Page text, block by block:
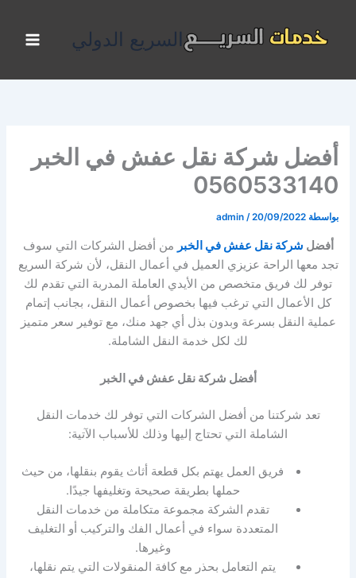
المحتوى
السريع الدولي
أفضل شركة نقل عفش في الخبر
0560533140
بواسطة admin /20/09/2022
أفضل شركة نقل عفش في الخبر من أفضل الشركات التي سوف
تجد معها الراحة عزيزي العميل في أعمال النقل، لأن شركة السريع
توفر لك فريق متخصص من الأيدي العاملة المدربة التي تقدم لك
كل الأعمال التي ترغب فيها بخصوص أعمال النقل، بجانب إتمام
عملية النقل بسرعة وبدون بذل أي جهد منك، مع توفير سعر متميز
لك لكل خدمة النقل الشاملة.
أفضل شركة نقل عفش في الخبر
تعد شركتنا من أفضل الشركات التي توفر لك خدمات النقل
الشاملة التي تحتاج إليها وذلك للأسباب الآتية:
فريق العمل يهتم بكل قطعة أثاث يقوم بنقلها، من حيث
حملها بطريقة صحيحة وتغليفها جيدًا.
تقدم الشركة مجموعة متكاملة من خدمات النقل
المتعددة سواء في أعمال الفك والتركيب أو التغليف
وغيرها.
يتم التعامل بحذر مع كافة المنقولات التي يتم نقلها،